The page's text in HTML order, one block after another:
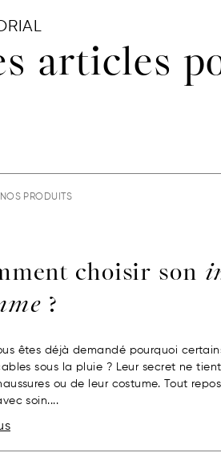
articles
NOS PRODUITS
choisir son
?
êtes déjà demandé pourquoi
sous la pluie ? Leur secret ne
ou de leur costume. Tout
soin....